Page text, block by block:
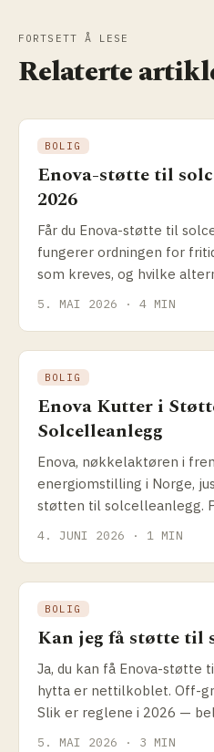
FORTSETT Å LESE
Relaterte
BOLIG
Enova-støtte til
2026
Får du Enova-støtte til
fungerer ordningen for
som kreves, og hvilke
off-grid-hytter uten
5. MAI 2026 · 4 MIN
BOLIG
Enova Kutter i
Solcelleanlegg
Enova, nøkkelaktøren i
energiomstilling i Norge,
støtten til solcelleanlegg.
kr/kW og maksimum 37 500
4. JUNI 2026 · 1 MIN
BOLIG
Kan jeg få støtte til
Ja, du kan få Enova-støtte
hytta er nettilkoblet. Off-
Slik er reglene i 2026 —
søke.
5. MAI 2026 · 3 MIN